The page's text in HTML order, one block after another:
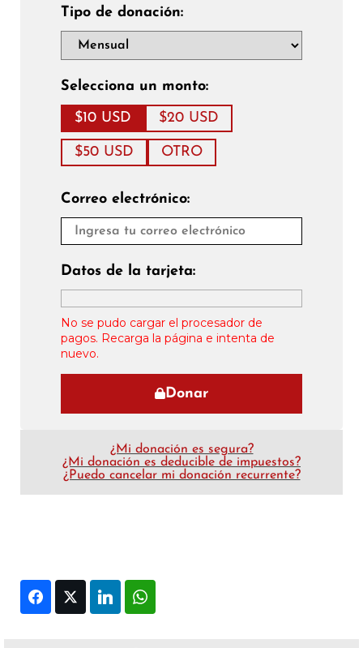
Tipo de donación:
Selecciona un monto:
$10 USD $20 USD
$50 USD OTRO
Correo electrónico:
Datos de la tarjeta:
No se pudo cargar el procesador de
pagos. Recarga la página e intenta de
nuevo.
Donar
¿Mi donación es segura?
¿Mi donación es deducible de impuestos?
¿Puedo cancelar mi donación recurrente?
FacebookTwitter LinkedIn